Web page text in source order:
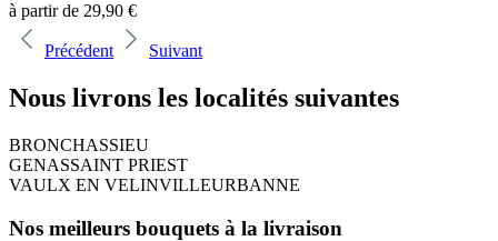
à partir de 29,90 €
Précédent Suivant
Nous livrons les localités suivantes
BRONCHASSIEU
GENASSAINT PRIEST
VAULX EN VELINVILLEURBANNE
Nos meilleurs bouquets à la livraison